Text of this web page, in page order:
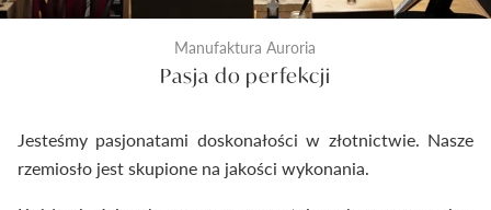
Manufaktura Auroria
Pasja do perfekcji
Jesteśmy pasjonatami doskonałości w złotnictwie. Nasze
rzemiosło jest skupione na jakości wykonania.